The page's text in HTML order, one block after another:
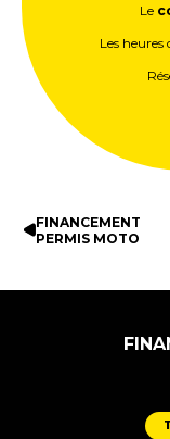
Le
Les heures
FINANCEMENT
PERMIS MOTO